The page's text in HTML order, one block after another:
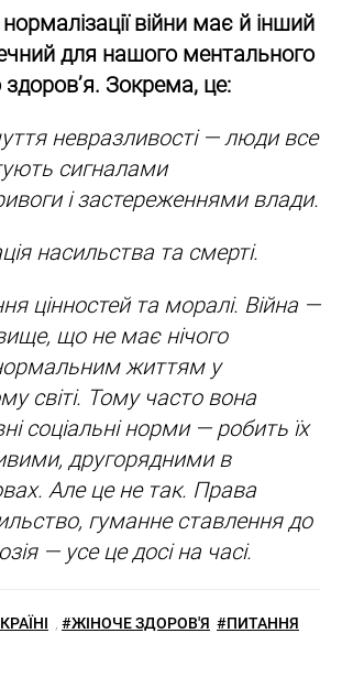
війни має й інший
для нашого ментального
здоров’я. Зокрема, це:
невразливості — люди все
сигналами
і застереженнями влади.
насильства та смерті.
цінностей та моралі. Війна —
що не має нічого
життям у
світі. Тому часто вона
соціальні норми — робить їх
другорядними в
Але це не так. Права
гуманне ставлення до
— усе це досі на часі.
#ЖІНОЧЕ ЗДОРОВ'Я #ПИТАННЯ